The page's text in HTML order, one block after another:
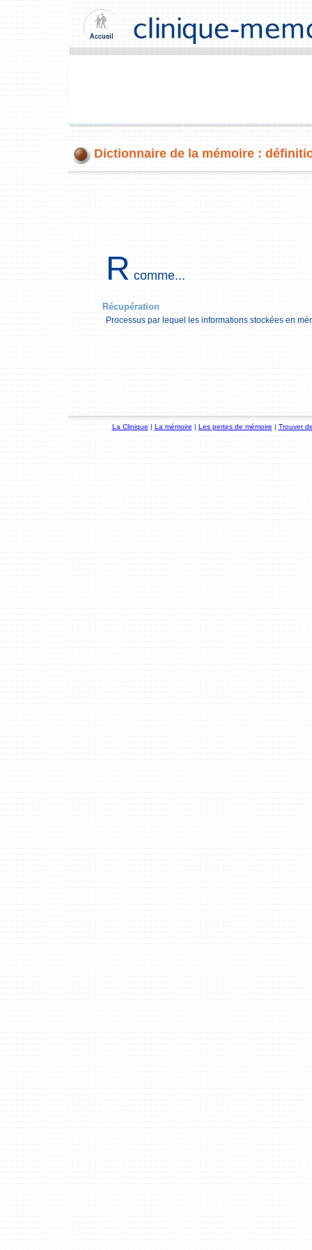
Dictionnaire de la mémoire :
R comme...
Récupération
Processus par lequel les informations stockées en
La Clinique | La mémoire | Les pertes de mémoire | Trouver